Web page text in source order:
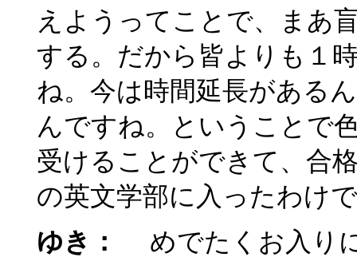
えようってことで、まあ
する。だから皆よりも１
ね。今は時間延長がある
んですね。ということで
受けることができて、合
の英文学部に入ったわけ
ゆき：
めでたくお入り